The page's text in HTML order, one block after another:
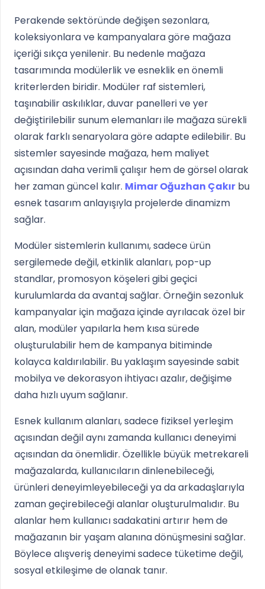
Perakende sektöründe değişen sezonlara,
koleksiyonlara ve kampanyalara göre mağaza
içeriği sıkça yenilenir. Bu nedenle mağaza
tasarımında modülerlik ve esneklik en önemli
kriterlerden biridir. Modüler raf sistemleri,
taşınabilir askılıklar, duvar panelleri ve yer
değiştirilebilir sunum elemanları ile mağaza sürekli
olarak farklı senaryolara göre adapte edilebilir. Bu
sistemler sayesinde mağaza, hem maliyet
açısından daha verimli çalışır hem de görsel olarak
her zaman güncel kalır. Mimar Oğuzhan Çakır bu
esnek tasarım anlayışıyla projelerde dinamizm
sağlar.
Modüler sistemlerin kullanımı, sadece ürün
sergilemede değil, etkinlik alanları, pop-up
standlar, promosyon köşeleri gibi geçici
kurulumlarda da avantaj sağlar. Örneğin sezonluk
kampanyalar için mağaza içinde ayrılacak özel bir
alan, modüler yapılarla hem kısa sürede
oluşturulabilir hem de kampanya bitiminde
kolayca kaldırılabilir. Bu yaklaşım sayesinde sabit
mobilya ve dekorasyon ihtiyacı azalır, değişime
daha hızlı uyum sağlanır.
Esnek kullanım alanları, sadece fiziksel yerleşim
açısından değil aynı zamanda kullanıcı deneyimi
açısından da önemlidir. Özellikle büyük metrekareli
mağazalarda, kullanıcıların dinlenebileceği,
ürünleri deneyimleyebileceği ya da arkadaşlarıyla
zaman geçirebileceği alanlar oluşturulmalıdır. Bu
alanlar hem kullanıcı sadakatini artırır hem de
mağazanın bir yaşam alanına dönüşmesini sağlar.
Böylece alışveriş deneyimi sadece tüketime değil,
sosyal etkileşime de olanak tanır.